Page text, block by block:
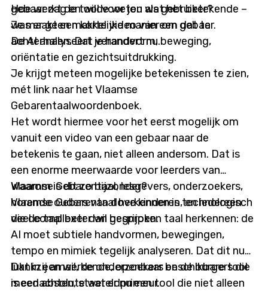
gebaar zag en wilde weten wat het betekende –
was er geen makkelijke manier om dat te
achterhalen. Dat verandert nu.
Hoe werkt de tool voor jou als gebruiker?
Je maakt een korte video van een gebaar.
De AI analyseert je handvorm, beweging,
oriëntatie en gezichtsuitdrukking.
Je krijgt meteen mogelijke betekenissen te zien,
mét link naar het Vlaamse
Gebarentaalwoordenboek.
Het wordt hiermee voor het eerst mogelijk om
vanuit een video van een gebaar naar de
betekenis te gaan, niet alleen andersom. Dat is
een enorme meerwaarde voor leerders van
Vlaamse Gebarentaal, lesgevers, onderzoekers,
horende ouders van dove kinderen, en iedereen
die de taal beter wil begrijpen.
Waarom is dit zo bijzonder?
Vlaamse Gebarentaal herkennen is technologisch
veel complexer dan gesproken taal herkennen: de
AI moet subtiele handvormen, bewegingen,
tempo en mimiek tegelijk analyseren. Dat dit nu
lukt in een werkende, openbaar beschikbare tool
is een absolute wereldprimeur.
Dankzij amai!, de onderzoekers en de burgers die
meedachten, staat er nu een tool die niet alleen